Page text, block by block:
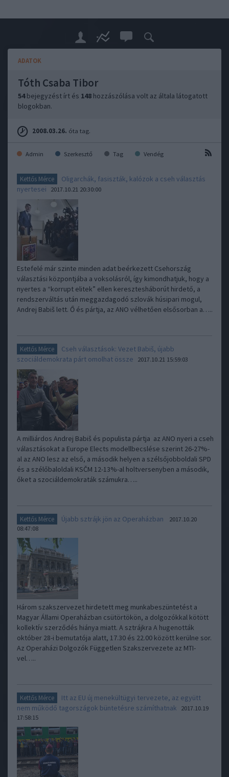
ADATOK
Tóth Csaba Tibor
54bejegyzést írt és 148 hozzászólása volt az általa látogatott
blogokban.
2008.03.26. óta tag.
Admin Szerkesztő Tag Vendég
Kettős Mérce
Oligarchák, fasiszták, kalózok a cseh választás
nyertesei
2017.10.21 20:30:00
Estefelé már szinte minden adat beérkezett Csehország
választási központjába a voksolásról, így kimondhatjuk, hogy a
nyertes a “korrupt elitek” ellen keresztesháborút hirdető, a
rendszerváltás után meggazdagodó szlovák húsipari mogul,
Andrej Babiš lett. Ő és pártja, az ANO vélhetően elsősorban a…..
Kettős Mérce
Cseh választások: Vezet Babiš, újabb
szociáldemokrata párt omolhat össze
2017.10.21 15:59:03
A milliárdos Andrej Babiš és populista pártja az ANO nyeri a cseh
választásokat a Europe Elects modellbecslése szerint 26-27%-
al az ANO lesz az első, a második helyen a szélsőjobboldali SPD
és a szélőbaloldali KSČM 12-13%-al holtversenyben a második,
őket a szociáldemokraták számukra…..
Kettős Mérce Újabb sztrájk jön az Operaházban
2017.10.20
08:47:08
Három szakszervezet hirdetett meg munkabeszüntetést a
Magyar Állami Operaházban csütörtökön, a dolgozókkal kötött
kollektív szerződés hiánya miatt. A sztrájkra A hugenották
október 28-i bemutatója alatt, 17.30 és 22.00 között kerülne sor.
Az Operaházi Dolgozók Független Szakszervezete az MTI-
vel…..
Kettős Mérce
Itt az EU új menekültügyi tervezete, az együtt
nem működő tagországok büntetésre számíthatnak
2017.10.19
17:58:15